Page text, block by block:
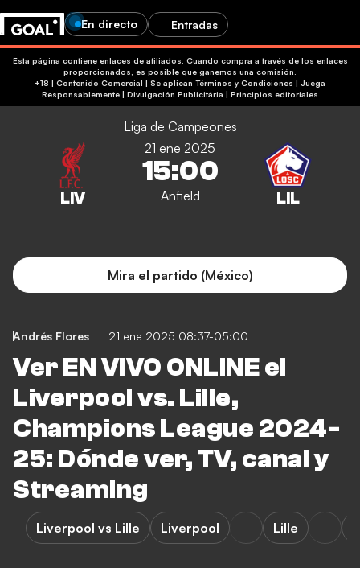
En directo Entradas
Esta página contiene enlaces de afiliados. Cuando compra a través de los enlaces
proporcionados, es posible que ganemos una comisión.
+18 | Contenido Comercial | Se aplican Términos y Condiciones | Juega
Responsablemente | Divulgación Publicitária | Principios editoriales
Liga de Campeones
21 ene 2025
15:00
Anfield
Mira el partido (México)
Andrés Flores 21 ene 2025 08:37-05:00
Ver EN VIVO ONLINE el
Liverpool vs. Lille,
Champions League 2024-
25: Dónde ver, TV, canal y
Streaming
Liverpool vs Lille Liverpool Lille